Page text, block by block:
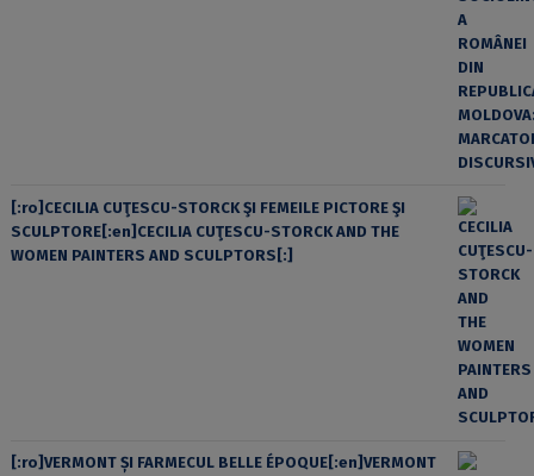
[:ro]CECILIA CUŢESCU-STORCK ŞI FEMEILE PICTORE ŞI
SCULPTORE[:en]CECILIA CUŢESCU-STORCK AND THE
WOMEN PAINTERS AND SCULPTORS[:]
[:ro]VERMONT ȘI FARMECUL BELLE ÉPOQUE[:en]VERMONT